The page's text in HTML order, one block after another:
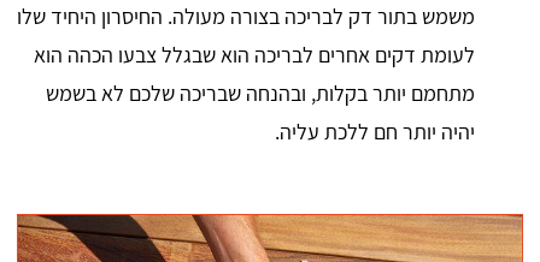
משמש בתור דק לבריכה בצורה מעולה. החיסרון היחיד שלו
לעומת דקים אחרים לבריכה הוא שבגלל צבעו הכהה הוא
מתחמם יותר בקלות, ובהנחה שבריכה שלכם לא בשמש
יהיה יותר חם ללכת עליה.